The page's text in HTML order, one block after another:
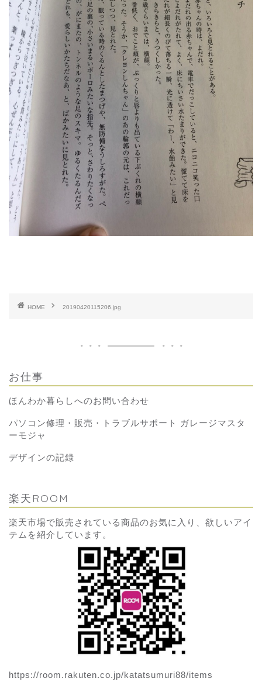
HOME 20190420115206.jpg
お仕事
ほんわか暮らしへのお問い合わせ
パソコン修理・販売・トラブルサポート ガレージマスタ
ーモジャ
デザインの記録
楽天ROOM
楽天市場で販売されている商品のお気に入り、欲しいアイ
テムを紹介しています。
https://room.rakuten.co.jp/katatsumuri88/items